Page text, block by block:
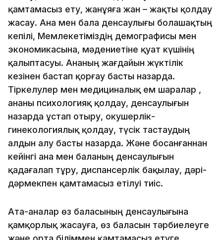
қамтамасыз ету, жанұяға жан – жақты қолдау
жасау. Ана мен бала денсаулығы болашақтың
кепілі, Мемлекетіміздің демографисы мен
экономикасына, мәдениетіне қуат күшінің
қалыптасуы. Ананың жағдайын жүктілік
кезінен бастап қорғау басты назарда.
Тіркелулер мен медициналық ем шаралар ,
ананы психологияқ қолдау, денсаулығын
назарда ұстап отыру, окушерлік-
гинекологиялық қолдау, түсік тастаудың
алдын алу басты назарда. Және босанғаннан
кейінгі ана мен баланың денсаулығын
қадағалап тұру, диспансерлік бақылау, дәрі-
дәрмекпен қамтамасыз етілуі тиіс.
Ата-аналар өз баласының денсаулығына
қамқорлық жасауға, өз баласын тәрбиелеуге